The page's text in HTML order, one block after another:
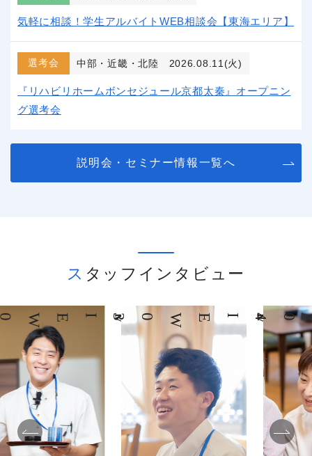
気軽に相談！学生アルバイトWEB相談会【東海エリア】
選考会 中部・近畿・北陸 2026.08.11(火)
『リハビリホームボンセジュール京都太秦』オープニン
グ選考会
説明会・セミナー情報一覧へ
スタッフインタビュー
INTERVIEW INTERVIEW
03 04